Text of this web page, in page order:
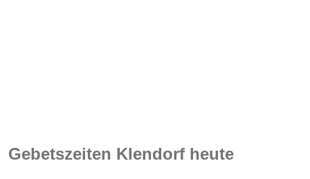
Gebetszeiten Klendorf heute